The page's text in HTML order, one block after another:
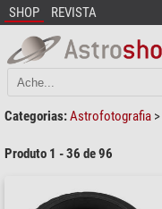
SHOP REVISTA
Categorias:Astrofotografia >
Produto 1 - 36 de 96